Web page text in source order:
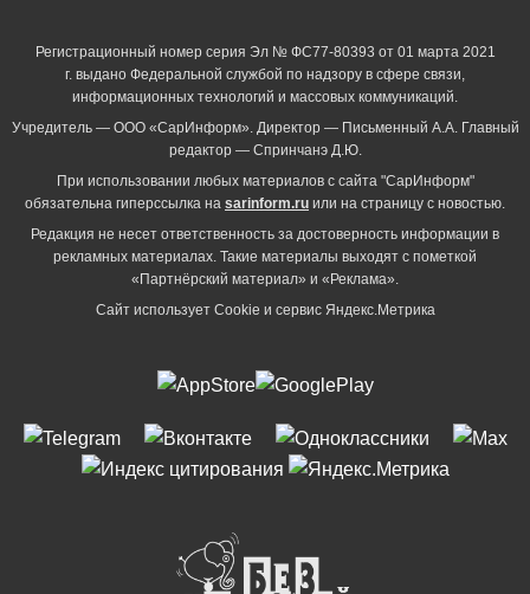
Регистрационный номер серия Эл № ФС77-80393 от 01 марта 2021
г. выдано Федеральной службой по надзору в сфере связи,
информационных технологий и массовых коммуникаций.
Учредитель — ООО «СарИнформ». Директор — Письменный А.А. Главный
редактор — Спринчанэ Д.Ю.
При использовании любых материалов с сайта "СарИнформ"
обязательна гиперссылка на sarinform.ru или на страницу с новостью.
Редакция не несет ответственность за достоверность информации в
рекламных материалах. Такие материалы выходят с пометкой
«Партнёрский материал» и «Реклама».
Сайт использует Cookie и сервиc Яндекс.Метрика